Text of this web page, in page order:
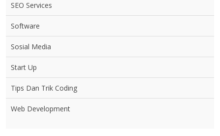
SEO Services
Software
Sosial Media
Start Up
Tips Dan Trik Coding
Web Development